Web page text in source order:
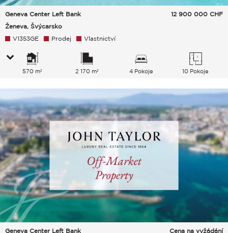
Geneva Center Left Bank
Ženeva, Švýcarsko
12 900 000 CHF
V1353GE Prodej Vlastnictví
570 m² 2 170 m² 4 Pokoje 10 Pokoje
Geneva Center Left Bank
Cena na vyžádání